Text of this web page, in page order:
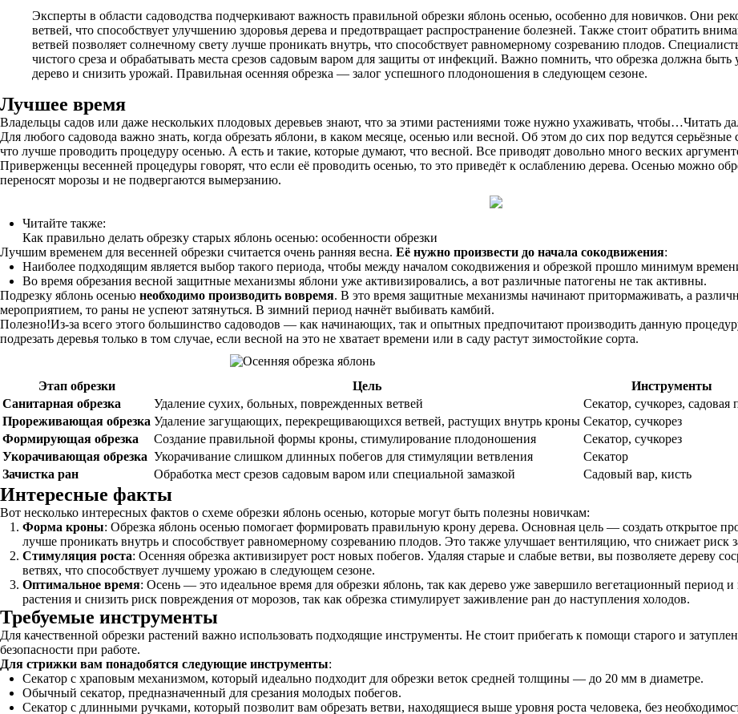
Эксперты в области садоводства подчеркивают важность правильной обрезки яблонь осенью, особенно для новичков. Они
ветвей, что способствует улучшению здоровья дерева и предотвращает распространение болезней. Также стоит обратить
ветвей позволяет солнечному свету лучше проникать внутрь, что способствует равномерному созреванию плодов.
чистого среза и обрабатывать места срезов садовым варом для защиты от инфекций. Важно помнить, что обрезка должна
дерево и снизить урожай. Правильная осенняя обрезка — залог успешного плодоношения в следующем сезоне.
Лучшее время
Владельцы садов или даже нескольких плодовых деревьев знают, что за этими растениями тоже нужно ухаживать, чтобы…Читать
Для любого садовода важно знать, когда обрезать яблони, в каком месяце, осенью или весной. Об этом до сих пор ведутся
что лучше проводить процедуру осенью. А есть и такие, которые думают, что весной. Все приводят довольно много веских
Приверженцы весенней процедуры говорят, что если её проводить осенью, то это приведёт к ослаблению дерева. Осенью можно
переносят морозы и не подвергаются вымерзанию.
Читайте также:
Как правильно делать обрезку старых яблонь осенью: особенности обрезки
Лучшим временем для весенней обрезки считается очень ранняя весна. Её нужно произвести до начала сокодвижения:
Наиболее подходящим является выбор такого периода, чтобы между началом сокодвижения и обрезкой прошло минимум
Во время обрезания весной защитные механизмы яблони уже активизировались, а вот различные патогены не так активны.
Подрезку яблонь осенью необходимо производить вовремя. В это время защитные механизмы начинают притормаживать, а
мероприятием, то раны не успеют затянуться. В зимний период начнёт выбивать камбий.
Полезно!Из-за всего этого большинство садоводов — как начинающих, так и опытных предпочитают производить данную
подрезать деревья только в том случае, если весной на это не хватает времени или в саду растут зимостойкие сорта.
Этап обрезки Цель
Инструменты
Санитарная обрезка
Удаление сухих, больных, поврежденных ветвей
Секатор, сучкорез, садовая
Прореживающая обрезка Удаление загущающих, перекрещивающихся ветвей, растущих внутрь кроны Секатор, сучкорез
Формирующая обрезка
Создание правильной формы кроны, стимулирование плодоношения
Секатор, сучкорез
Укорачивающая обрезка Укорачивание слишком длинных побегов для стимуляции ветвления
Секатор
Зачистка ран
Обработка мест срезов садовым варом или специальной замазкой Садовый вар, кисть
Интересные факты
Вот несколько интересных фактов о схеме обрезки яблонь осенью, которые могут быть полезны новичкам:
Форма кроны: Обрезка яблонь осенью помогает формировать правильную крону дерева. Основная цель — создать открытое
лучше проникать внутрь и способствует равномерному созреванию плодов. Это также улучшает вентиляцию, что снижает риск
Стимуляция роста: Осенняя обрезка активизирует рост новых побегов. Удаляя старые и слабые ветви, вы позволяете дереву
ветвях, что способствует лучшему урожаю в следующем сезоне.
Оптимальное время: Осень — это идеальное время для обрезки яблонь, так как дерево уже завершило вегетационный период
растения и снизить риск повреждения от морозов, так как обрезка стимулирует заживление ран до наступления холодов.
Требуемые инструменты
Для качественной обрезки растений важно использовать подходящие инструменты. Не стоит прибегать к помощи старого и
безопасности при работе.
Для стрижки вам понадобятся следующие инструменты:
Секатор с храповым механизмом, который идеально подходит для обрезки веток средней толщины — до 20 мм в диаметре.
Обычный секатор, предназначенный для срезания молодых побегов.
Секатор с длинными ручками, который позволит вам обрезать ветви, находящиеся выше уровня роста человека, без